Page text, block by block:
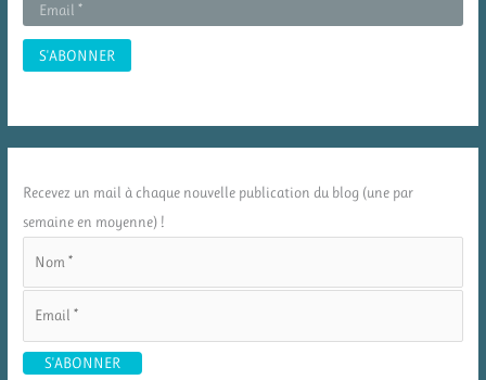
Recevez un mail à chaque nouvelle publication du blog (une par
semaine en moyenne) !